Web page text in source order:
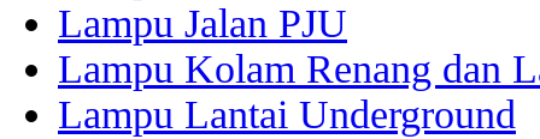
Lampu Jalan PJU
Lampu Kolam Renang dan
Lampu Lantai Underground